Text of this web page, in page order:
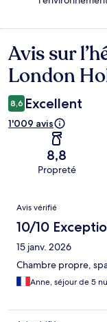
Avis
Avis sur
London
8,6 Excellent
1'009 avis
8,8
Propreté
Avis
Avis vérifié
10/10
15 janv. 2026
Chambre propre,
Anne, séjour de 5